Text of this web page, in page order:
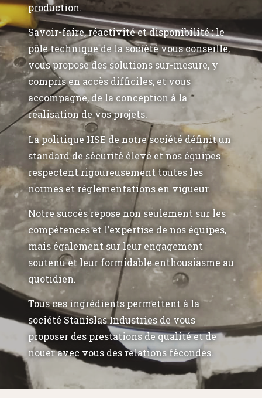
production.
Savoir-faire, réactivité et disponibilité : le
pôle technique de la société vous conseille,
vous propose des solutions sur-mesure, y
compris en accès difficiles, et vous
accompagne, de la conception à la
réalisation de vos projets.
La politique HSE de notre société définit un
standard de sécurité élevé et nos équipes
respectent rigoureusement toutes les
normes et réglementations en vigueur.
Notre succès repose non seulement sur les
compétences et l’expertise de nos équipes,
mais également sur leur engagement
soutenu et leur formidable enthousiasme au
quotidien.
Tous ces ingrédients permettent à la
société Stanislas Industries de vous
proposer des prestations de qualité et de
nouer avec vous des relations fécondes.